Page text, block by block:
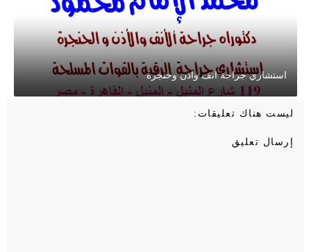
استشاري جراحة انف واذن وحنجرة
ليست هناك تعليقات:
إرسال تعليق